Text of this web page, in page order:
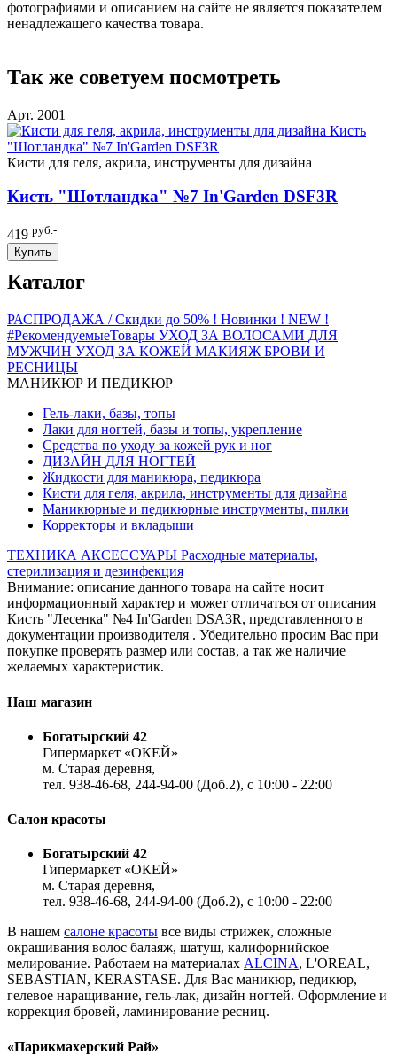
фотографиями и описанием на сайте не является показателем
ненадлежащего качества товара.
Так же советуем посмотреть
Арт. 2001
Кисти для геля, акрила, инструменты для дизайна
Кисть "Шотландка" №7 In'Garden DSF3R
419 руб.-
Купить
Каталог
РАСПРОДАЖА / Скидки до 50% ! Новинки ! NEW !
#РекомендуемыеТовары УХОД ЗА ВОЛОСАМИ ДЛЯ
МУЖЧИН УХОД ЗА КОЖЕЙ МАКИЯЖБРОВИ И
РЕСНИЦЫ
МАНИКЮР И ПЕДИКЮР
Гель-лаки, базы, топы
Лаки для ногтей, базы и топы, укрепление
Средства по уходу за кожей рук и ног
ДИЗАЙН ДЛЯ НОГТЕЙ
Жидкости для маникюра, педикюра
Кисти для геля, акрила, инструменты для дизайна
Маникюрные и педикюрные инструменты, пилки
Корректоры и вкладыши
ТЕХНИКА АКСЕССУАРЫ Расходные материалы,
стерилизация и дезинфекция
Внимание: описание данного товара на сайте носит
информационный характер и может отличаться от описания
Кисть "Лесенка" №4 In'Garden DSA3R, представленного в
документации производителя . Убедительно просим Вас при
покупке проверять размер или состав, а так же наличие
желаемых характеристик.
Наш магазин
Богатырский 42
Гипермаркет «ОКЕЙ»
м. Старая деревня,
тел. 938-46-68, 244-94-00 (Доб.2), c 10:00 - 22:00
Салон красоты
Богатырский 42
Гипермаркет «ОКЕЙ»
м. Старая деревня,
тел. 938-46-68, 244-94-00 (Доб.2), c 10:00 - 22:00
В нашем салоне красоты все виды стрижек, сложные
окрашивания волос балаяж, шатуш, калифорнийское
мелирование. Работаем на материалах ALCINA, L'OREAL,
SEBASTIAN, KERASTASE. Для Вас маникюр, педикюр,
гелевое наращивание, гель-лак, дизайн ногтей. Оформление и
коррекция бровей, ламинирование ресниц.
«Парикмахерский Рай»